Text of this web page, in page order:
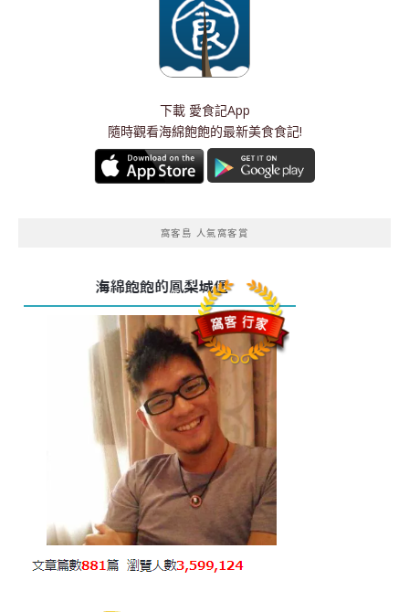
下載 愛食記App
隨時觀看海綿飽飽的最新美食食記!
窩客島 人氣窩客賞